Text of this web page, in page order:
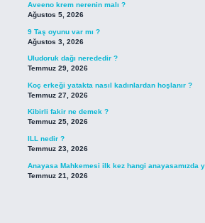
Aveeno krem nerenin malı ?
Ağustos 5, 2026
9 Taş oyunu var mı ?
Ağustos 3, 2026
Uludoruk dağı nerededir ?
Temmuz 29, 2026
Koç erkeği yatakta nasıl kadınlardan hoşlanır ?
Temmuz 27, 2026
Kibirli fakir ne demek ?
Temmuz 25, 2026
ILL nedir ?
Temmuz 23, 2026
Anayasa Mahkemesi ilk kez hangi anayasamızda
Temmuz 21, 2026